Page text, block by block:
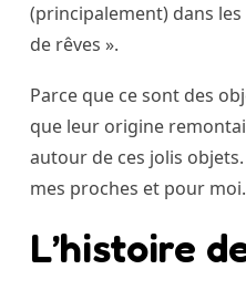
(principalement) dans
de rêves ».
Parce que ce sont des
que leur origine
autour de ces jolis
mes proches et pour moi.
L’histoire